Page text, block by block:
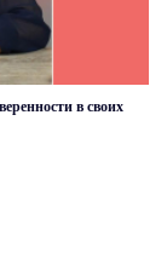
в своих